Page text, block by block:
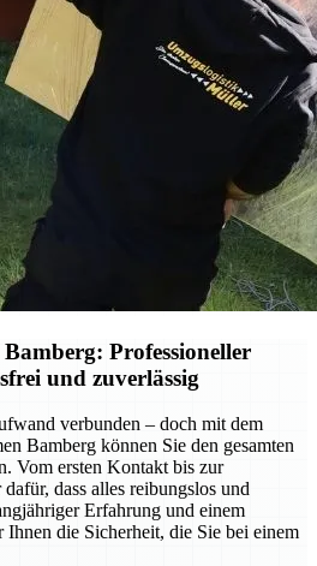
Professioneller
und zuverlässig
verbunden – doch mit dem
Bamberg können Sie den gesamten
Vom ersten Kontakt bis zur
dass alles reibungslos und
Erfahrung und einem
Ihnen die Sicherheit, die Sie bei einem